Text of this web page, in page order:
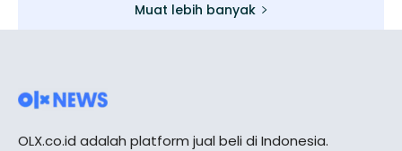
Muat lebih banyak
OLX.co.id adalah platform jual beli di Indonesia.